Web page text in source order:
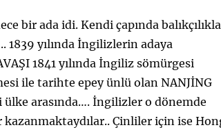
bir ada idi. Kendi çapında balıkçılıkla
1839 yılında İngilizlerin adaya
1841 yılında İngiliz sömürgesi
ile tarihte epey ünlü olan NANJİNG
ülke arasında…. İngilizler o dönemde
Çinliler için ise